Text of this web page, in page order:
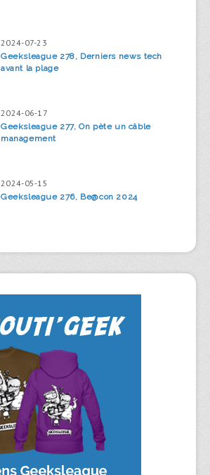
2024-07-23
Geeksleague 278, Derniers news tech
avant la plage
2024-06-17
Geeksleague 277, On pète un câble
management
2024-05-15
Geeksleague 276, Be@con 2024